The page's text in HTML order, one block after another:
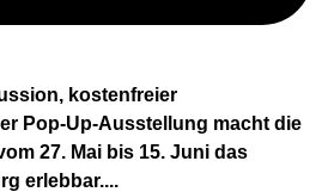
kostenfreier
Pop-Up-Ausstellung macht die
27. Mai bis 15. Juni das
erlebbar....